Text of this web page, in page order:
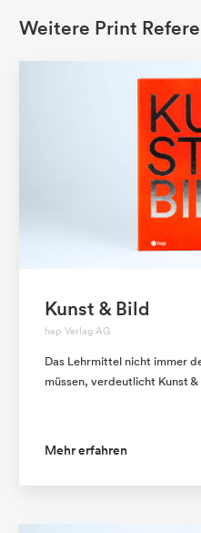
Weitere Print
Kunst & Bild
hep Verlag AG
Das Lehrmittel nicht immer
müssen, verdeutlicht Kunst
Mehr erfahren